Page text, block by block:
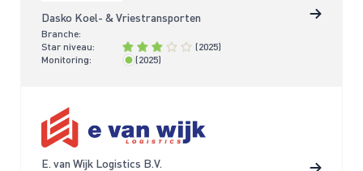
Dasko Koel- & Vriestransporten
Branche:
Star niveau:
(2025)
Monitoring:
< 2 jaar
(2025)
E. van Wijk Logistics B.V.